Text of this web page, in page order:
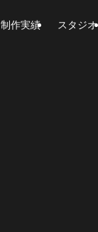
制作実績 スタジオ